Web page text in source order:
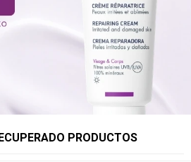
PRODUCTOS